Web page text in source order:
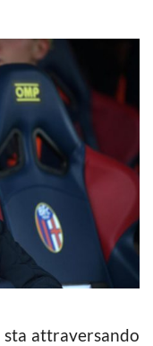
sta attraversando